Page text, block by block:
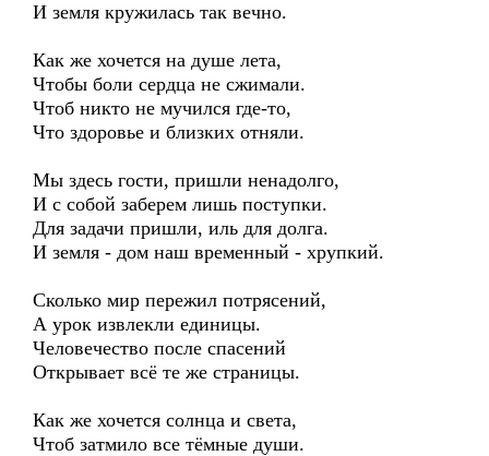
И земля кружилась так вечно.
Как же хочется на душе лета,
Чтобы боли сердца не сжимали.
Чтоб никто не мучился где-то,
Что здоровье и близких отняли.
Мы здесь гости, пришли ненадолго,
И с собой заберем лишь поступки.
Для задачи пришли, иль для долга.
И земля - дом наш временный - хрупкий.
Сколько мир пережил потрясений,
А урок извлекли единицы.
Человечество после спасений
Открывает всё те же страницы.
Как же хочется солнца и света,
Чтоб затмило все тёмные души.